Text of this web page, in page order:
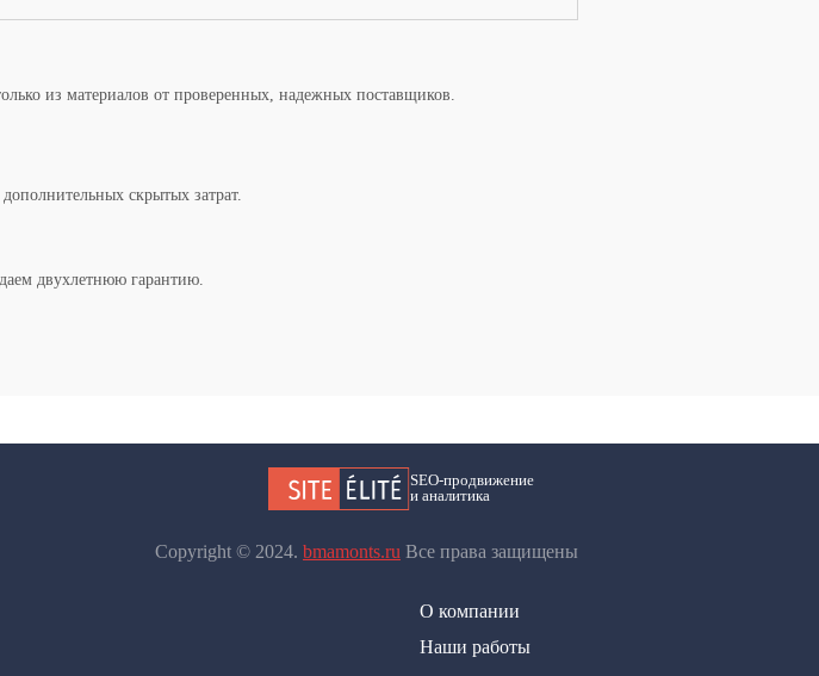
из материалов от проверенных, надежных поставщиков.
скрытых затрат.
двухлетнюю гарантию.
SEO-продвижение
и аналитика
Copyright © 2024. bmamonts.ru Все права защищены
О компании
Наши работы